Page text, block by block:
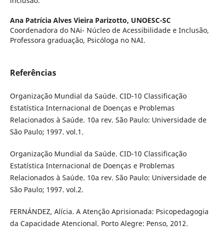
Ana Patrícia Alves Vieira Parizotto, UNOESC-SC
Coordenadora do NAi- Núcleo de Acessibilidade e Inclusão,
Professora graduação, Psicóloga no NAI.
Referências
Organização Mundial da Saúde. CID-10 Classificação
Estatística Internacional de Doenças e Problemas
Relacionados à Saúde. 10a rev. São Paulo: Universidade de
São Paulo; 1997. vol.1.
Organização Mundial da Saúde. CID-10 Classificação
Estatística Internacional de Doenças e Problemas
Relacionados à Saúde. 10a rev. São Paulo: Universidade de
São Paulo; 1997. vol.2.
FERNÁNDEZ, Alícia. A Atenção Aprisionada: Psicopedagogia
da Capacidade Atencional. Porto Alegre: Penso, 2012.